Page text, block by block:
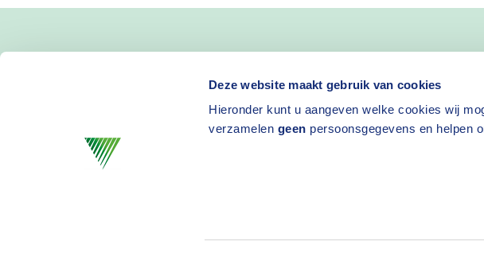
Deze website maakt gebruik van cookies
Hieronder kunt u aangeven welke cookies wij
verzamelen geen persoonsgegevens en helpen
Blijf op de hoogte van nieuws
en activiteiten